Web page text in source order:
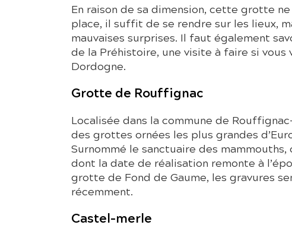
En raison de sa dimension, cette grotte
place, il suffit de se rendre sur les lieux,
mauvaises surprises. Il faut également
de la Préhistoire, une visite à faire si vous
Dordogne.
Grotte de Rouffignac
Localisée dans la commune de
des grottes ornées les plus grandes
Surnommé le sanctuaire des
dont la date de réalisation remonte à
grotte de Fond de Gaume, les gravures
récemment.
Castel-merle